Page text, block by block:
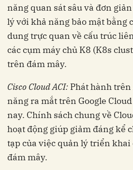
năng quan sát sâu và đơn
lý với khả năng bảo mật bằng
dung trực quan về cấu trúc
các cụm máy chủ K8 (K8s
trên đám mây.
Cisco Cloud ACI: Phát hành trên
năng ra mắt trên Google
nay. Chính sách chung về
hoạt động giúp giảm đáng kể
tạp của việc quản lý triển khai
đám mây.